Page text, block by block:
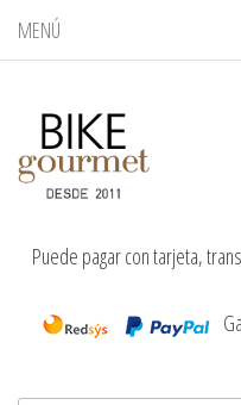
MENÚ
Puede pagar con tarjeta,